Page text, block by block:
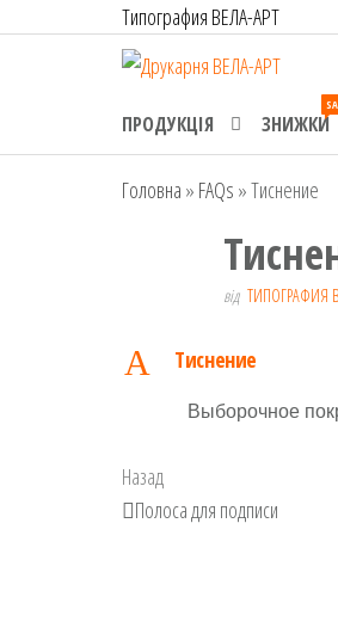
Типография ВЕЛА-АРТ
друк.
ПРОДУКЦІЯ ЗНИЖКИ
Головна » FAQs »Тиснение
від ТИПОГРАФИЯ
A Тиснение
Выборочное
Навігація
записів
Попередній
запис
Назад
Полоса для подписи